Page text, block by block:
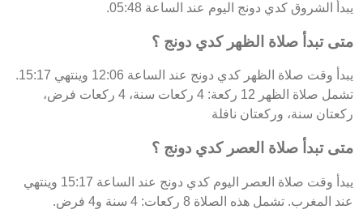
يبدأ الشروق كدي دونج اليوم عند الساعة 05:48.
متى تبدأ صلاة الظهر كدي دونج ؟
يبدأ وقت صلاة الظهر كدي دونج عند الساعة 12:06 وينتهي 15:17.
تشمل صلاة الظهر 12 ركعة: 4 ركعات سنة، 4 ركعات فرض،
ركعتان سنة، وركعتان نافلة
متى تبدأ صلاة العصر كدي دونج ؟
يبدأ وقت صلاة العصر اليوم كدي دونج عند الساعة 15:17 وينتهي
عند المغرب. تشمل هذه الصلاة 8 ركعات: 4 سنة و4 فرض.